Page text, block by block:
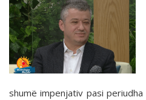
shumë impenjativ pasi